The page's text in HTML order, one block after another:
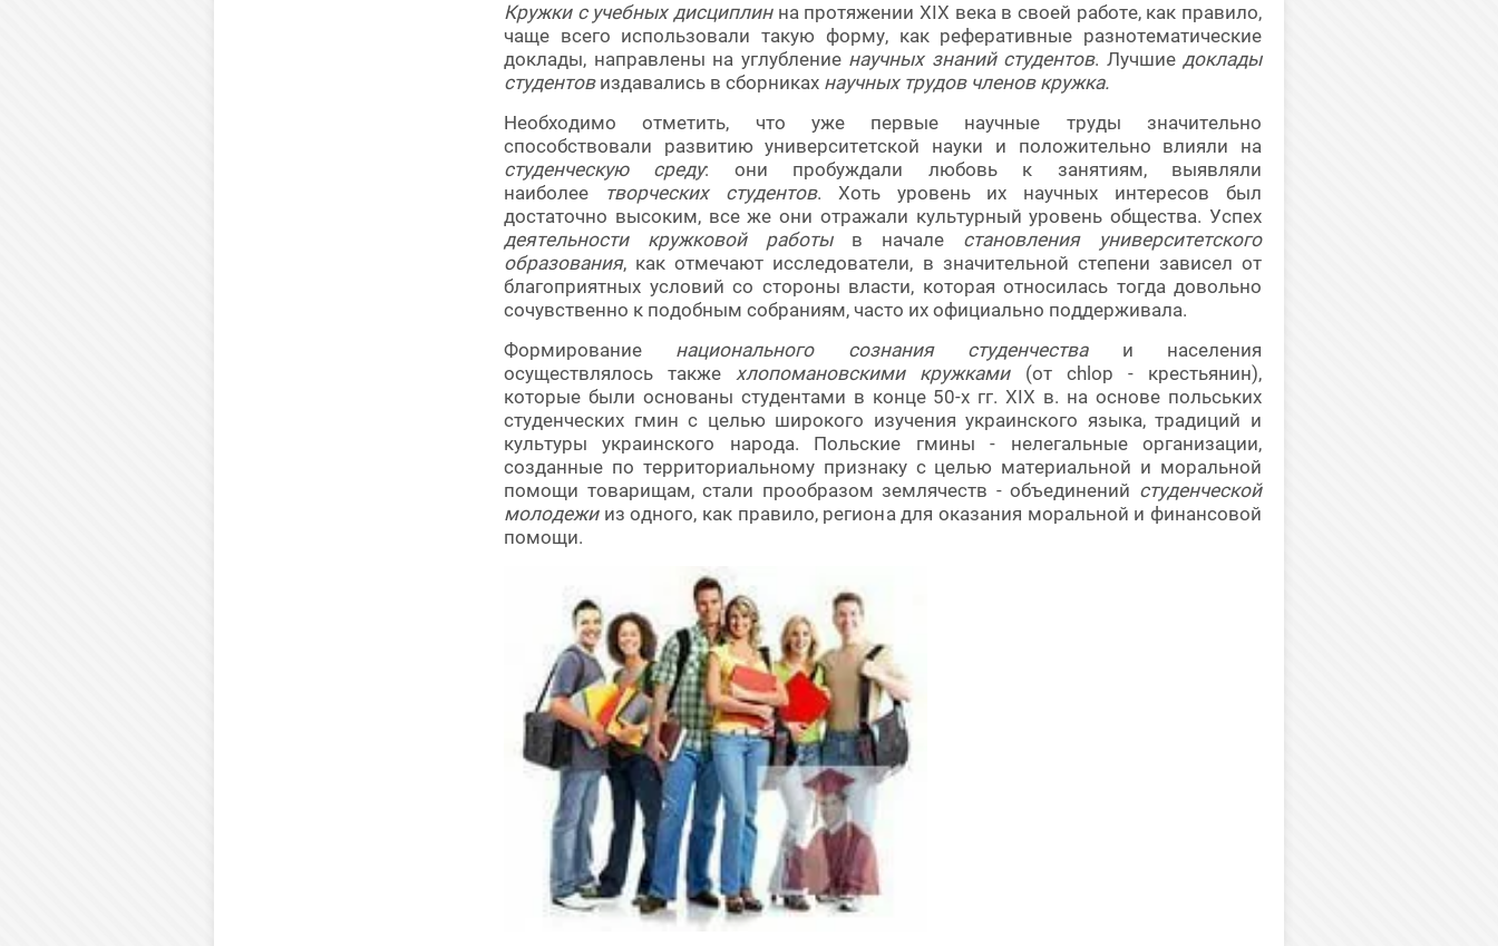
Кружки с учебных дисциплинна протяжении XIX века в своей работе, как правило,
чаще всего использовали такую форму, как реферативные разнотематические
доклады, направлены на углубление научных знаний студентов. Лучшие доклады
студентов издавались в сборниках научных трудов членов кружка.
Необходимо отметить, что уже первые научные труды значительно
способствовали развитию университетской науки и положительно влияли на
студенческую среду: они пробуждали любовь к занятиям, выявляли
наиболее
творческих студентов. Хоть уровень их научных интересов был
достаточно высоким, все же они отражали культурный уровень общества. Успех
деятельности кружковой работыв начале становления университетского
образования, как отмечают исследователи, в значительной степени зависел от
благоприятных условий со стороны власти, которая относилась тогда довольно
сочувственно к подобным собраниям, часто их официально поддерживала.
Формирование национального сознания студенчестваи населения
осуществлялось такжехлопомановскими кружками(от chlop - крестьянин),
которые были основаны студентами в конце 50-х гг. XIX в. на основе польських
студенческих гмин с целью широкого изучения украинского языка, традиций и
культуры украинского народа. Польские гмины - нелегальные организации,
созданные по территориальному признаку с целью материальной и моральной
помощи товарищам, стали прообразом землячеств - объединений студенческой
молодежииз одного, как правило, региона для оказания моральной и финансовой
помощи.